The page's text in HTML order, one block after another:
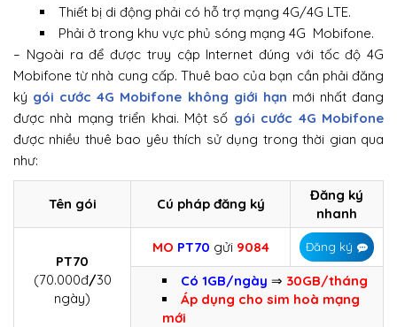
Thiết bị di động phải có hỗ trợ mạng 4G/4G LTE.
Phải ở trong khu vực phủ sóng mạng 4G Mobifone.
– Ngoài ra để được truy cập Internet đúng với tốc độ 4G
Mobifone từ nhà cung cấp. Thuê bao của bạn cần phải đăng
ký gói cước 4G Mobifone không giới hạn mới nhất đang
được nhà mạng triển khai. Một số gói cước 4G Mobifone
được nhiều thuê bao yêu thích sử dụng trong thời gian qua
như:
Tên gói Cú pháp đăng ký
Đăng ký
nhanh
PT70
(70.000đ/30
ngày)
MO PT70 gửi 9084 Đăng ký
Có 1GB/ngày ⇒ 30GB/tháng
Áp dụng cho sim hoà mạng
mới